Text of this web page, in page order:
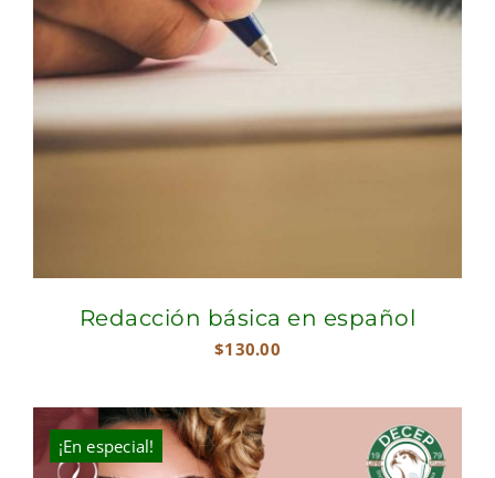
Redacción básica en español
$130.00
¡En especial!